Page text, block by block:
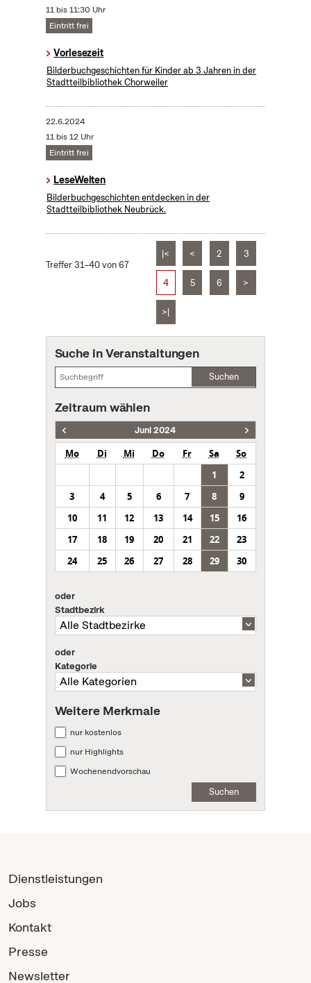
11 bis 11:30 Uhr
Eintritt frei
Vorlesezeit
Bilderbuchgeschichten für Kinder ab 3 Jahren in der
Stadtteilbibliothek Chorweiler
22.6.2024
11 bis 12 Uhr
Eintritt frei
LeseWelten
Bilderbuchgeschichten entdecken in der
Stadtteilbibliothek Neubrück.
Treffer 31–40 von 67
|< < 2 3
4 5 6 >
>|
Suche in Veranstaltungen
Suchen
Zeitraum wählen
Juni 2024
Mo Di Mi Do Fr Sa
So
1
2
3
4 5 6 7 8
9
10
11 12 13 14 15
16
17
18 19 20 21 22
23
24
25 26 27 28 29 30
oder
Stadtbezirk
oder
Kategorie
Weitere Merkmale
nur kostenlos
nur Highlights
Wochenendvorschau
Suchen
Dienstleistungen
Jobs
Kontakt
Presse
Newsletter